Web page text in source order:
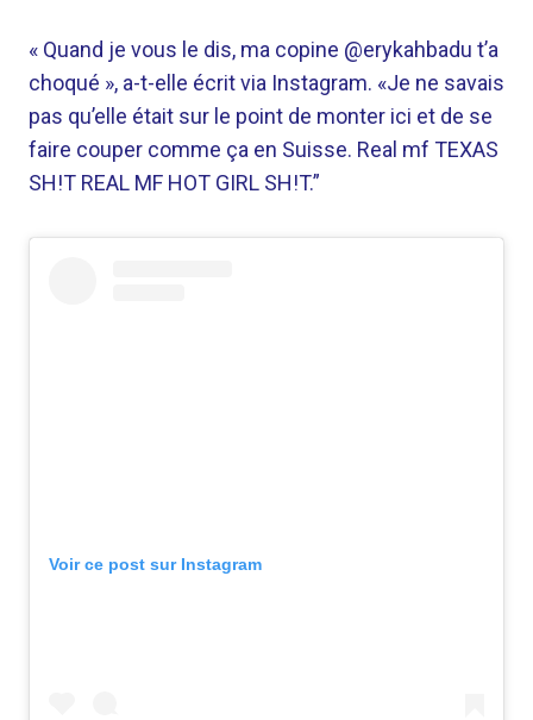
« Quand je vous le dis, ma copine @erykahbadu t’a
choqué », a-t-elle écrit via Instagram. «Je ne savais
pas qu’elle était sur le point de monter ici et de se
faire couper comme ça en Suisse. Real mf TEXAS
SH!T REAL MF HOT GIRL SH!T.”
Voir ce post sur Instagram